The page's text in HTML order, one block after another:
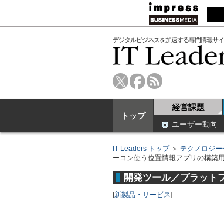
デジタルビジネスを加速する専門情報サ
トップ
経営課題
ユーザー動向
IT Leaders トップ＞ テクノロジー
ーコン使う位置情報アプリの構築
開発ツール／プラット
[新製品・サービス]